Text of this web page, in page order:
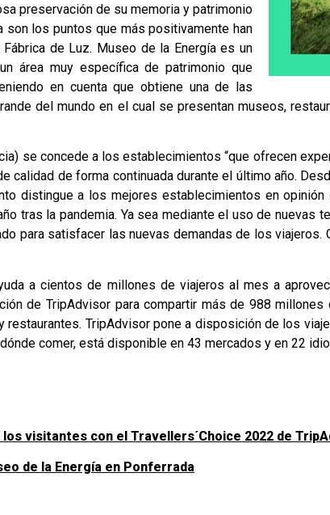
preservación de su memoria y patrimonio
son los puntos que más positivamente han
de Luz. Museo de la Energía es un
área muy específica de patrimonio que
en cuenta que obtiene una de las
del mundo en el cual se presentan museos,
se concede a los establecimientos “que ofrecen
calidad de forma continuada durante el último año.
distingue a los mejores establecimientos en
tras la pandemia. Ya sea mediante el uso de nuevas
para satisfacer las nuevas demandas de los viajeros.
a cientos de millones de viajeros al mes a
de TripAdvisor para compartir más de 988
TripAdvisor pone a disposición de los
comer, está disponible en 43 mercados y en 22
visitantes con el Travellers´Choice 2022 de
de la Energía en Ponferrada